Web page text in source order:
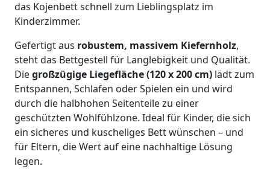
das Kojenbett schnell zum Lieblingsplatz im
Kinderzimmer.
Gefertigt aus robustem, massivem Kiefernholz,
steht das Bettgestell für Langlebigkeit und Qualität.
Diegroßzügige Liegefläche (120 x 200 cm) lädt zum
Entspannen, Schlafen oder Spielen ein und wird
durch die halbhohen Seitenteile zu einer
geschützten Wohlfühlzone. Ideal für Kinder, die sich
ein sicheres und kuscheliges Bett wünschen – und
für Eltern, die Wert auf eine nachhaltige Lösung
legen.